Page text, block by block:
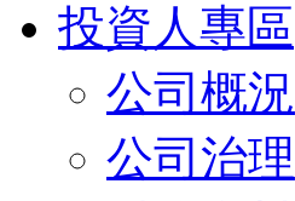
投資人專區
公司概況
公司治理